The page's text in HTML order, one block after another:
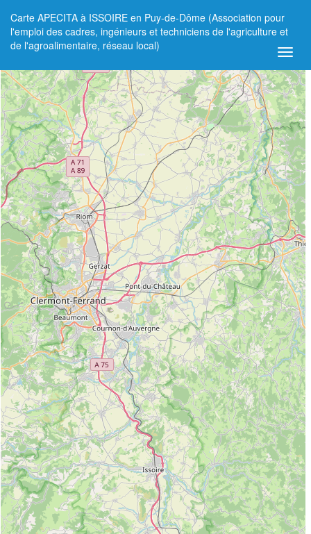
Carte APECITA à ISSOIRE en Puy-de-Dôme (Association pour
l'emploi des cadres, ingénieurs et techniciens de l'agriculture et
de l'agroalimentaire, réseau local)
+
−